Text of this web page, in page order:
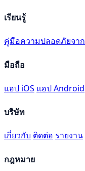
เรียนรู้
คู่มือความปลอดภัยจา
มือถือ
แอป iOS แอป Android
บริษัท
เกี่ยวกับ ติดต่อ รายงาน
กฎหมาย